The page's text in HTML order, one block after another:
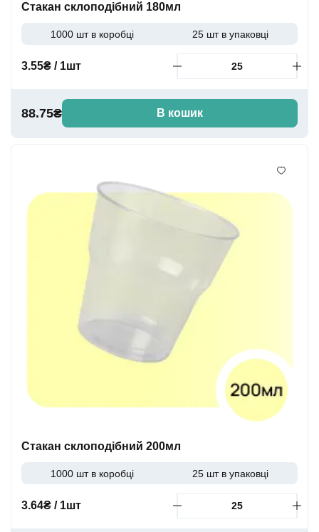
Стакан склоподібний 180мл
1000 шт в коробці 25 шт в упаковці
3.55₴ / 1шт
88.75₴ В кошик
Стакан склоподібний 200мл
1000 шт в коробці 25 шт в упаковці
3.64₴ / 1шт